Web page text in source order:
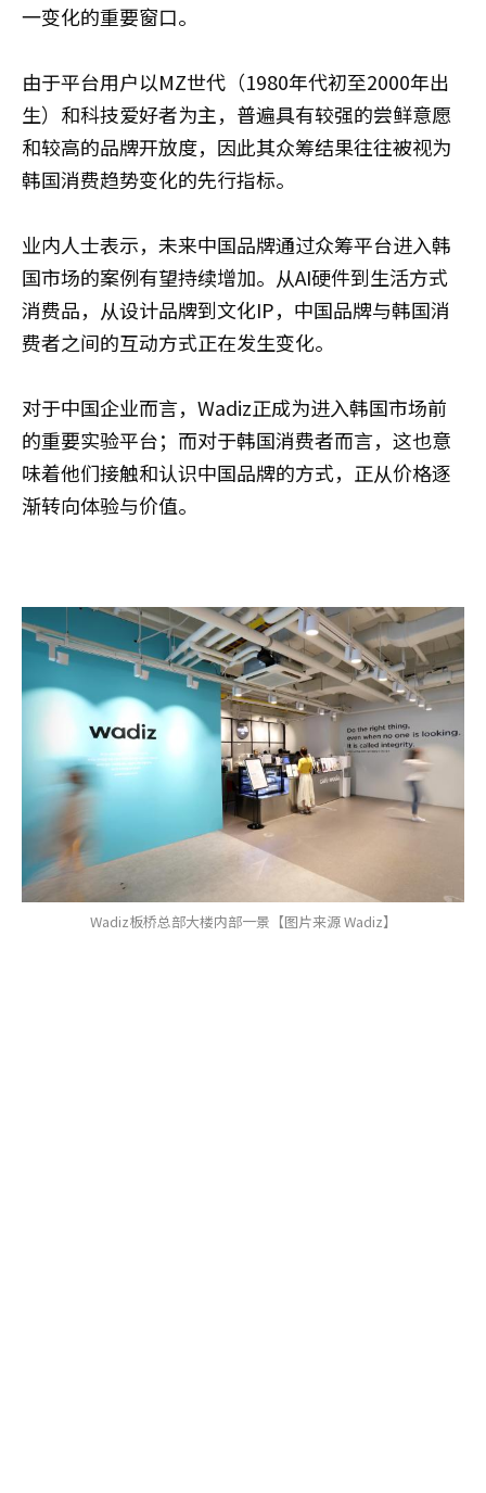
一变化的重要窗口。
由于平台用户以MZ世代（1980年代初至2000年出
生）和科技爱好者为主，普遍具有较强的尝鲜意愿
和较高的品牌开放度，因此其众筹结果往往被视为
韩国消费趋势变化的先行指标。
业内人士表示，未来中国品牌通过众筹平台进入韩
国市场的案例有望持续增加。从AI硬件到生活方式
消费品，从设计品牌到文化IP，中国品牌与韩国消
费者之间的互动方式正在发生变化。
对于中国企业而言，Wadiz正成为进入韩国市场前
的重要实验平台；而对于韩国消费者而言，这也意
味着他们接触和认识中国品牌的方式，正从价格逐
渐转向体验与价值。
Wadiz板桥总部大楼内部一景【图片来源 Wadiz】